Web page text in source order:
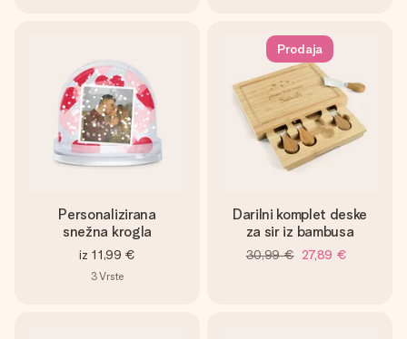
Personalizirana
snežna krogla
iz 11,99 €
3Vrste
Prodaja
Darilni komplet deske
za sir iz bambusa
30,99 € 27,89 €